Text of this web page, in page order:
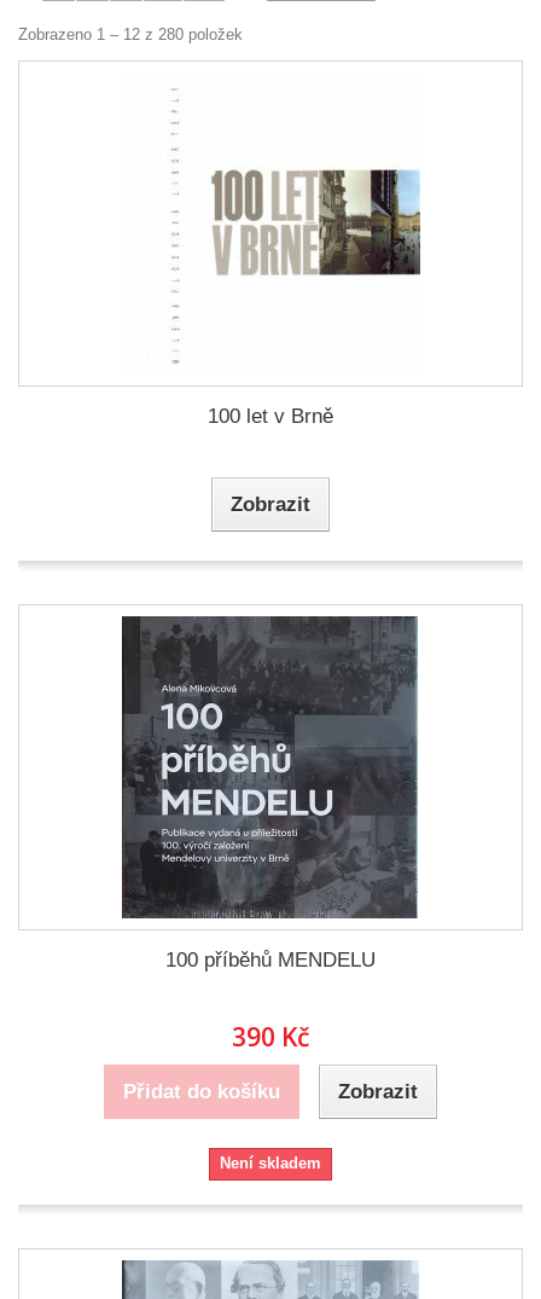
Zobrazeno 1 – 12 z 280 položek
100 let v Brně
Zobrazit
100 příběhů MENDELU
390 Kč
Přidat do košíku Zobrazit
Není skladem